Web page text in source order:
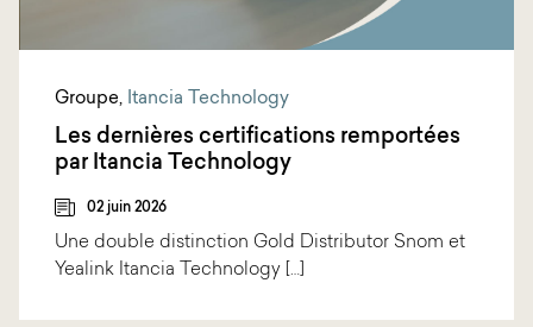
Groupe, Itancia Technology
Les dernières certifications remportées
par Itancia Technology
02 juin 2026
Une double distinction Gold Distributor Snom et
Yealink Itancia Technology […]